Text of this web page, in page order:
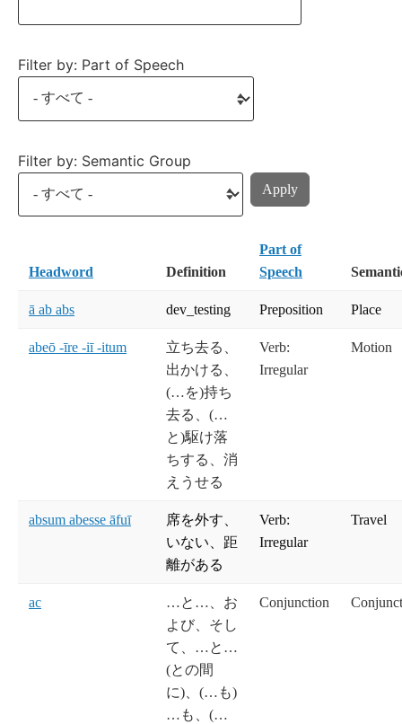
Filter by: Part of Speech
Filter by: Semantic Group
Headword Definition
Part of
Speech
ā ab abs dev_testing Preposition Place
abeō -īre -iī -itum
立ち去る、
出かける、
(…を)持ち
去る、(…
と)駆け落
ちする、消
えうせる
Verb:
Irregular
Motion
absum abesse āfuī
席を外す、
いない、距
離がある
Verb:
Irregular
Travel
ac
…と…、お
よび、そし
て、…と…
(との間
に)、(…も)
…も、(…
Conjunction